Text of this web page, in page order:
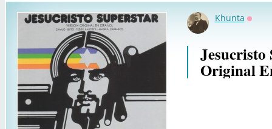
Khunta
Jesucristo
Original